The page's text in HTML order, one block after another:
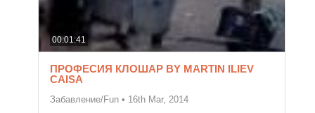
00:01:41
ПРОФЕСИЯ КЛОШАР BY MARTIN ILIEV
CAISA
Забавление/Fun • 16th Mar, 2014